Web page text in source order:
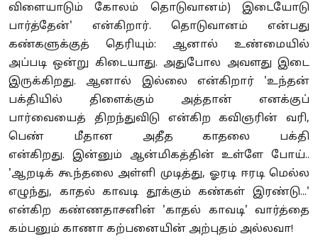
விளையாடும் கோலம் தொடுவானம்) இடையோடு
பார்த்தேன்' என்கிறார். தொடுவானம் என்பது
கண்களுக்குத் தெரியும்: ஆனால் உண்மையில்
அப்படி ஒன்று கிடையாது. அதுபோல அவளது இடை
இருக்கிறது. ஆனால் இல்லை என்கிறார் 'உந்தன்
பக்தியில் திளைக்கும் அத்தான் எனக்குப்
பார்வையைத் திறந்துவிடு என்கிற கவிஞரின் வரி,
பெண் மீதான அதீத காதலை பக்தி
என்கிறது. இன்னும் ஆன்மிகத்தின் உள்ளே போய்..
'ஆறடிக் கூந்தலை அள்ளி முடித்து, ஓரடி ஈரடி மெல்ல
எழுந்து, காதல் காவடி தூக்கும் கண்கள் இரண்டு...'
என்கிற கண்ணதாசனின் 'காதல் காவடி' வார்த்தை
கம்பனும் காணா கற்பனையின் அற்புதம் அல்லவா!